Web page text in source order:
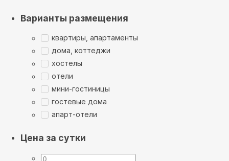
Варианты размещения
квартиры, апартаменты
дома, коттеджи
хостелы
отели
мини-гостиницы
гостевые дома
апарт-отели
Цена за сутки